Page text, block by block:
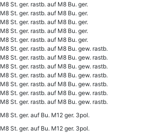
M8 St. ger. rastb. auf M8 Bu. ger.
M8 St. ger. rastb. auf M8 Bu. ger.
M8 St. ger. rastb. auf M8 Bu. ger.
M8 St. ger. rastb. auf M8 Bu. ger.
M8 St. ger. rastb. auf M8 Bu. ger.
M8 St. ger. rastb. auf M8 Bu. gew. rastb.
M8 St. ger. rastb. auf M8 Bu. gew. rastb.
M8 St. ger. rastb. auf M8 Bu. gew. rastb.
M8 St. ger. rastb. auf M8 Bu. gew. rastb.
M8 St. ger. rastb. auf M8 Bu. gew. rastb.
M8 St. ger. rastb. auf M8 Bu. gew. rastb.
M8 St. ger. rastb. auf M8 Bu. gew. rastb.
M8 St. ger. auf Bu. M12 ger. 3pol.
M8 St. ger. auf Bu. M12 ger. 3pol.